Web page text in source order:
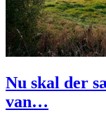
Nu skal der
van…